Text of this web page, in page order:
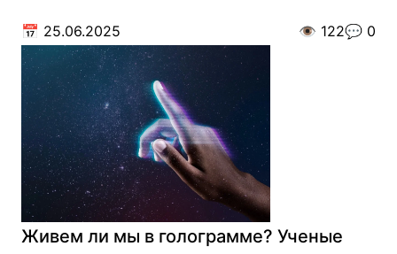
📅 25.06.2025 👁️ 122💬 0
Живем ли мы в голограмме? Ученые